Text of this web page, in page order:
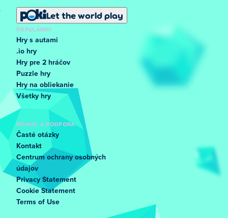
Let the world play
POPULÁRNY
Hry s autami
.io hry
Hry pre 2 hráčov
Puzzle hry
Hry na obliekanie
Všetky hry
POMOC A PODPORA
Časté otázky
Kontakt
Centrum ochrany osobných
údajov
Privacy Statement
Cookie Statement
Terms of Use